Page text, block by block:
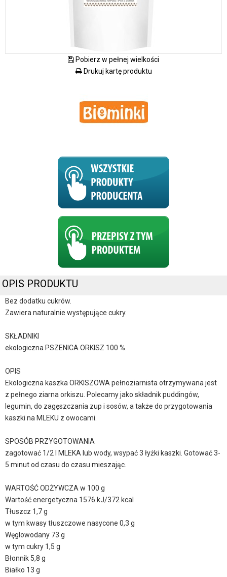
Pobierz w pełnej wielkości
Drukuj kartę produktu
OPIS PRODUKTU
Bez dodatku cukrów.
Zawiera naturalnie występujące cukry.
SKŁADNIKI
ekologiczna PSZENICA ORKISZ 100 %.
OPIS
Ekologiczna kaszka ORKISZOWA pełnoziarnista otrzymywana jest
z pełnego ziarna orkiszu. Polecamy jako składnik puddingów,
legumin, do zagęszczania zup i sosów, a także do przygotowania
kaszki na MLEKU z owocami.
SPOSÓB PRZYGOTOWANIA
zagotować 1/2 l MLEKA lub wody, wsypać 3 łyżki kaszki. Gotować 3-
5 minut od czasu do czasu mieszając.
WARTOŚĆ ODŻYWCZA w 100 g
Wartość energetyczna 1576 kJ/372 kcal
Tłuszcz 1,7 g
w tym kwasy tłuszczowe nasycone 0,3 g
Węglowodany 73 g
w tym cukry 1,5 g
Błonnik 5,8 g
Białko 13 g